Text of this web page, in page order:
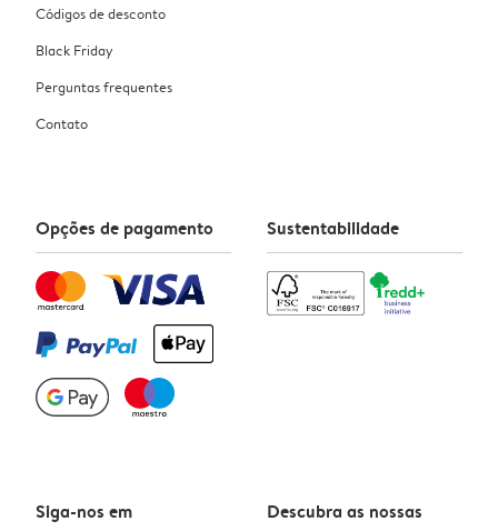
Códigos de desconto
Black Friday
Perguntas frequentes
Contato
Opções de pagamento Sustentabilidade
Siga-nos em
Descubra as nossas